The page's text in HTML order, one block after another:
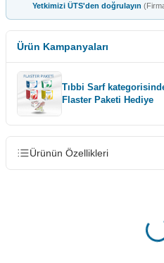
Yetkimizi ÜTS'den doğrulayın
Ürün Kampanyaları
Tıbbi Sarf
Flaster Paketi Hediye
Ürünün Özellikleri